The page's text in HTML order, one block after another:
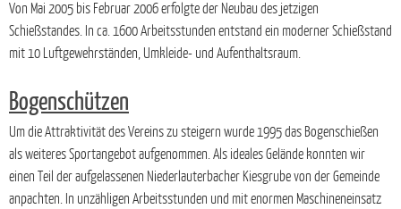
Von Mai 2005 bis Februar 2006 erfolgte der Neubau des jetzigen
Schießstandes. In ca. 1600 Arbeitsstunden entstand ein moderner Schießstand
mit 10 Luftgewehrständen, Umkleide- und Aufenthaltsraum.
Bogenschützen
Um die Attraktivität des Vereins zu steigern wurde 1995 das Bogenschießen
als weiteres Sportangebot aufgenommen. Als ideales Gelände konnten wir
einen Teil der aufgelassenen Niederlauterbacher Kiesgrube von der Gemeinde
anpachten. In unzähligen Arbeitsstunden und mit enormen Maschineneinsatz